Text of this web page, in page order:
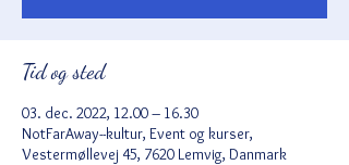
Tid og sted
03. dec. 2022, 12.00 – 16.30
NotFarAway--kultur, Event og kurser,
Vestermøllevej 45, 7620 Lemvig, Danmark